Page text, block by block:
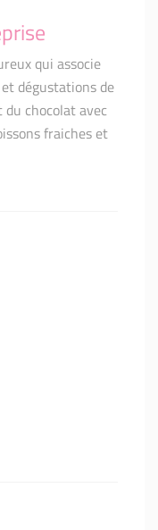
qui associe
dégustations de
chocolat avec
fraiches et